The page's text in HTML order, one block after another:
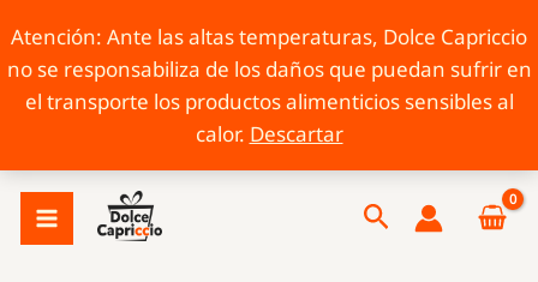
Atención: Ante las altas temperaturas, Dolce Capriccio
no se responsabiliza de los daños que puedan sufrir en
el transporte los productos alimenticios sensibles al
calor. Descartar
contenido
Buscar